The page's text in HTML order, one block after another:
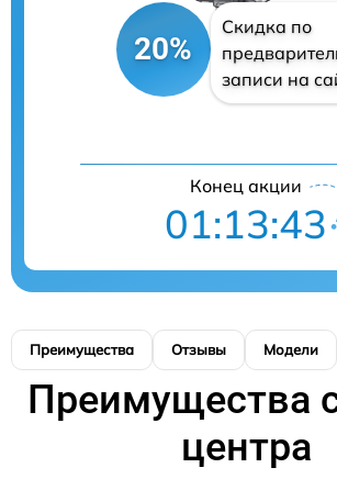
20%
Скидка по
записи на
Конец акции
01:13:43
Преимущества Отзывы Модели
Преимущества
центра